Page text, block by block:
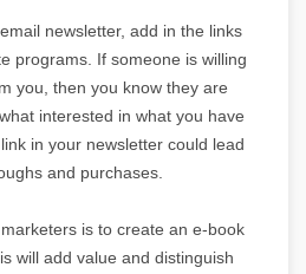
newsletter, add in the links
programs. If someone is willing
you, then you know they are
interested in what you have
in your newsletter could lead
and purchases.
is to create an e-book
will add value and distinguish